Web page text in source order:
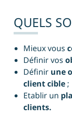
QUELS
Mieux vous
Définir vos
Définir une
client cible ;
Etablir un
clients.